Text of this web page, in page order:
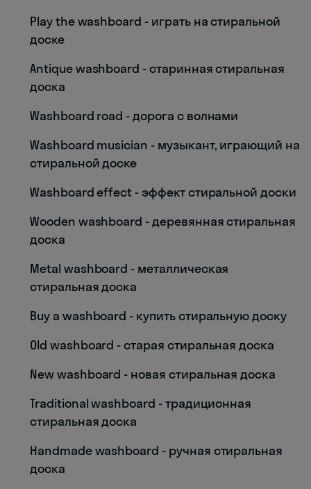
Play the washboard - играть на стиральной
доске
Antique washboard - старинная стиральная
доска
Washboard road - дорога с волнами
Washboard musician - музыкант, играющий на
стиральной доске
Washboard effect - эффект стиральной доски
Wooden washboard - деревянная стиральная
доска
Metal washboard - металлическая
стиральная доска
Buy a washboard - купить стиральную доску
Old washboard - старая стиральная доска
New washboard - новая стиральная доска
Traditional washboard - традиционная
стиральная доска
Handmade washboard - ручная стиральная
доска